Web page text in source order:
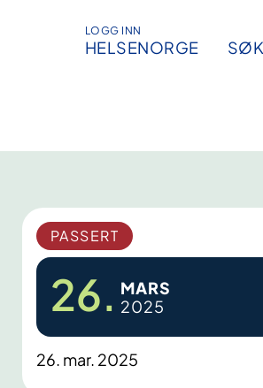
LOGG INN
HELSENORGE SØK
PASSERT
26. MARS
2025
26. mar. 2025